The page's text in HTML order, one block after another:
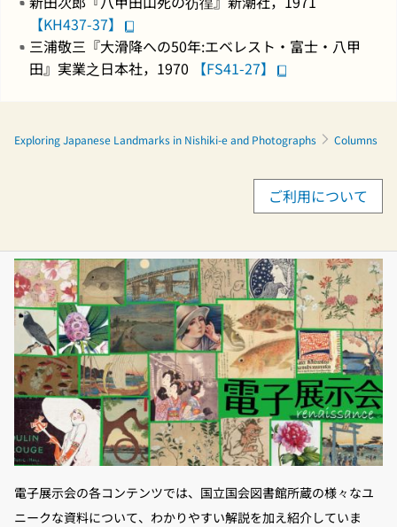
【KH437-37】
三浦敬三『大滑降への50年:エベレスト・富士・八甲
田』実業之日本社，1970
【FS41-27】
Exploring Japanese Landmarks in Nishiki-e and Photographs Columns
ご利用について
電子展示会の各コンテンツでは、国立国会図書館所蔵の様々なユ
ニークな資料について、わかりやすい解説を加え紹介していま